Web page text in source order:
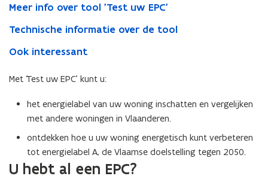
Meer info over tool 'Test uw EPC'
Technische informatie over de tool
Ook interessant
Met ‘Test uw EPC’ kunt u:
het energielabel van uw woning inschatten en vergelijken
met andere woningen in Vlaanderen.
ontdekken hoe u uw woning energetisch kunt verbeteren
tot energielabel A, de Vlaamse doelstelling tegen 2050.
U hebt al een EPC?